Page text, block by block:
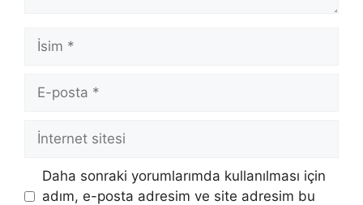
İsim
posta
İnternet
sitesi
Daha sonraki yorumlarımda kullanılması için
adım, e-posta adresim ve site adresim bu